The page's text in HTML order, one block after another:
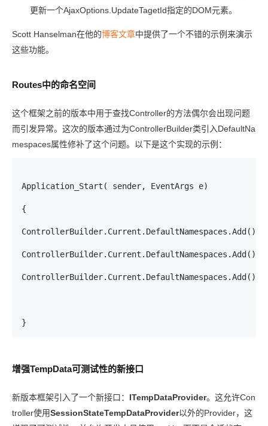
更新一个AjaxOptions.UpdateTagetId指定的DOM元素。
Scott Hanselman在他的博客文章中提供了一个不错的示例来演示
这些功能。
Routes中的命名空间
这个框架之前的版本中用于查找Controller的方法偶尔会出现问题
而引发异常。这次的版本通过为ControllerBuilder类引入DefaultNa
mespaces属性修补了这个问题。以下是这个实现的示例：
Application_Start( sender, EventArgs e)
{
ControllerBuilder.Current.DefaultNamespaces.Add();
ControllerBuilder.Current.DefaultNamespaces.Add();
ControllerBuilder.Current.DefaultNamespaces.Add();
}
增强TempData可测试性的新接口
新版本框架引入了一个新接口： ITempDataProvider。这允许Con
troller使用SessionStateTempDataProvider以外的Provider，这